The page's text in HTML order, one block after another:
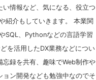
い情報など、気になる、役立つ
紹介もしていきます。 本業関
SQL、Pythonなどの言語学習
を活用したDX業務などについ
忘録を共有、趣味でWeb制作や
ョン開発なども勉強中なのでそ